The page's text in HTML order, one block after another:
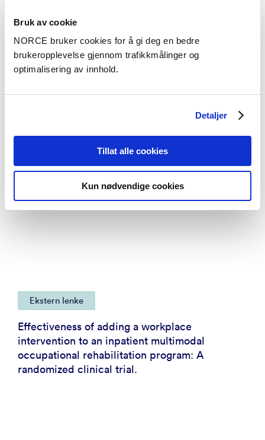
Bruk av cookie
NORCE bruker cookies for å gi deg en bedre
brukeropplevelse gjennom trafikkmålinger og
optimalisering av innhold.
Detaljer
Tillat alle cookies
Kun nødvendige cookies
Aktuelt
Ekstern lenke
Effectiveness of adding a workplace
intervention to an inpatient multimodal
occupational rehabilitation program: A
randomized clinical trial.